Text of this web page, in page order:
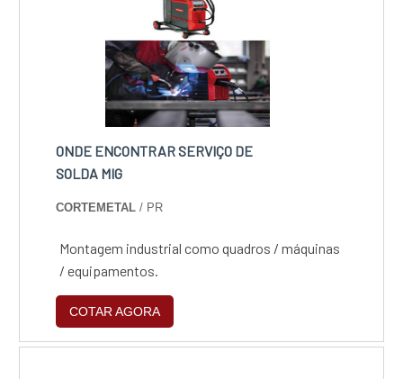
ONDE ENCONTRAR SERVIÇO DE
SOLDA MIG
CORTEMETAL / PR
Montagem industrial como quadros / máquinas
/ equipamentos.
COTAR AGORA